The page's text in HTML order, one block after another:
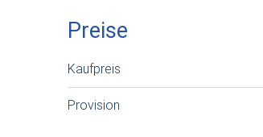
Preise
Kaufpreis
Provision